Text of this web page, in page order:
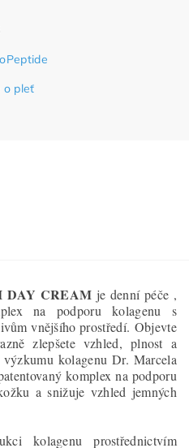
o pleť
DAY CREAM je denní péče ,
na podporu kolagenu s
vnějšího prostředí. Objevte
zlepšete vzhled, plnost a
kolagenu Dr. Marcela
komplex na podporu
a snižuje vzhled jemných
kolagenu prostřednictvím